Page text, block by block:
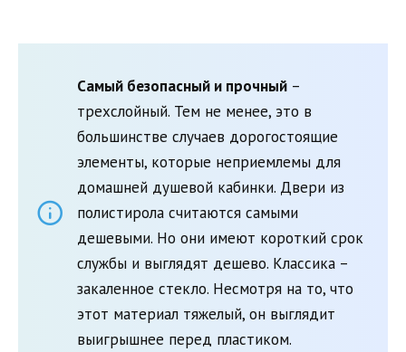
Самый безопасный и прочный –
трехслойный. Тем не менее, это в
большинстве случаев дорогостоящие
элементы, которые неприемлемы для
домашней душевой кабинки. Двери из
полистирола считаются самыми
дешевыми. Но они имеют короткий срок
службы и выглядят дешево. Классика –
закаленное стекло. Несмотря на то, что
этот материал тяжелый, он выглядит
выигрышнее перед пластиком.